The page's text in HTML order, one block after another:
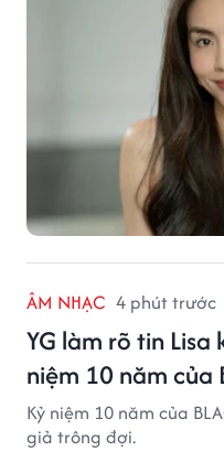
ÂM NHẠC 4 phút trước
YG làm rõ tin
niệm 10 năm của
Kỷ niệm 10 năm của
giả trông đợi.